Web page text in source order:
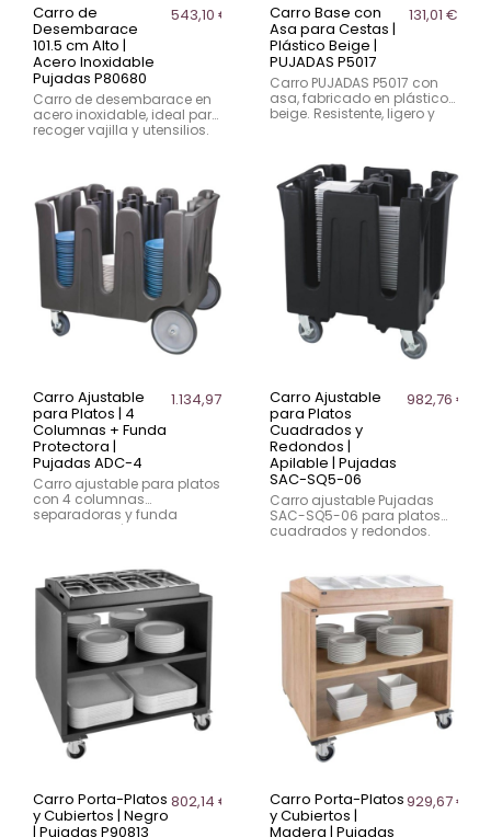
Carro de
Desembarace
101.5 cm Alto |
Acero Inoxidable
Pujadas P80680
543,10 €
Carro de desembarace en
acero inoxidable, ideal para
recoger vajilla y utensilios.
Carro Base con
Asa para Cestas |
Plástico Beige |
PUJADAS P5017
131,01 €
Carro PUJADAS P5017 con
asa, fabricado en plástico
beige. Resistente, ligero y
Carro Ajustable
para Platos | 4
Columnas + Funda
Protectora |
Pujadas ADC-4
1.134,97 €
Carro ajustable para platos
con 4 columnas
separadoras y funda
protectora. Fácil ajuste
colectividades.
Carro Ajustable
para Platos
Cuadrados y
Redondos |
Apilable | Pujadas
SAC-SQ5-06
982,76 €
Carro ajustable Pujadas
SAC-SQ5-06 para platos
cuadrados y redondos.
protectora. Diseño apilable
y funcional.
Carro Porta-Platos
y Cubiertos | Negro
| Pujadas P90813
802,14 € Carro Porta-Platos
y Cubiertos |
Madera | Pujadas
929,67 €